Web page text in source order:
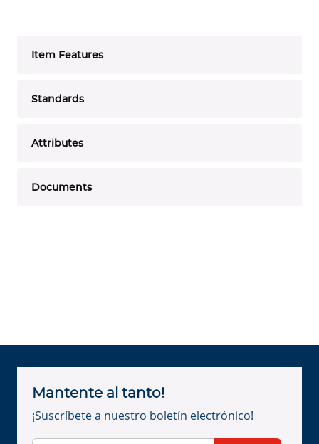
Item Features
Standards
Attributes
Documents
Mantente al tanto!
¡Suscríbete a nuestro boletín electrónico!